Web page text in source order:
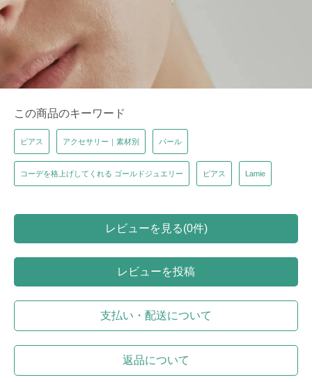
この商品のキーワード
ピアス アクセサリー｜素材別 パール
コーデを格上げしてくれる ゴールドジュエリー ピアス Lamie
レビューを見る(0件)
レビューを投稿
支払い・配送について
返品について